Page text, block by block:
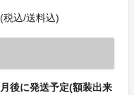
(税込/送料込)
後に発送予定(額装出来